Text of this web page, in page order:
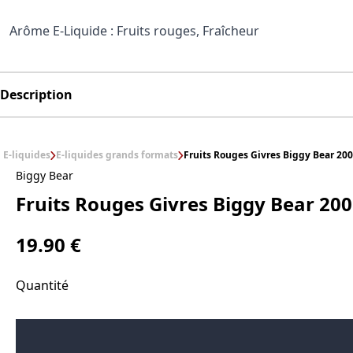
Arôme E-Liquide : Fruits rouges, Fraîcheur
Description
E-liquides E-liquides grands formats Fruits Rouges Givres Biggy Bear
Biggy Bear
Fruits Rouges Givres Biggy Bear
19.90 €
Quantité